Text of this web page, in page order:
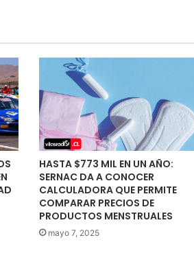
HASTA $773 MIL EN UN AÑO:
SERNAC DA A CONOCER
CALCULADORA QUE PERMITE
COMPARAR PRECIOS DE
PRODUCTOS MENSTRUALES
mayo 7, 2025